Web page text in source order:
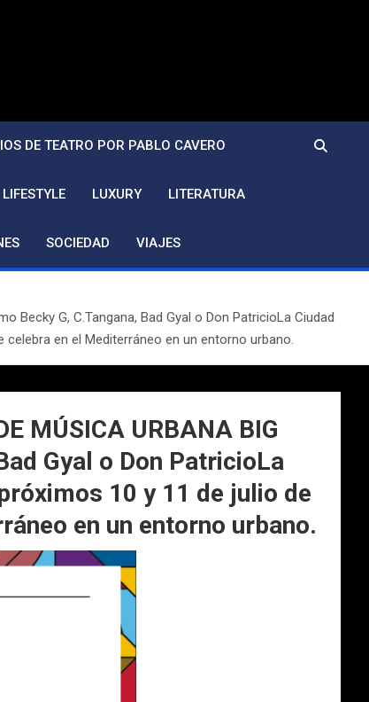
DE TEATRO POR PABLO CAVERO
LIFESTYLE LUXURY LITERATURA
SOCIEDAD VIAJES
Becky G, C.Tangana, Bad Gyal o Don PatricioLa Ciudad
en el Mediterráneo en un entorno urbano.
MÚSICA URBANA BIG
Gyal o Don PatricioLa
10 y 11 de julio de
en un entorno urbano.